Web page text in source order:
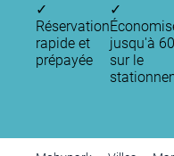
✓
Réservation
rapide et
prépayée
✓
jusqu'à
sur le